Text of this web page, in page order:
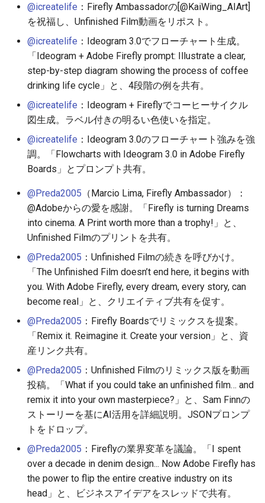
2026-05-04
2026-05-03
2026-05-02
2026-05-01
2026-04-30
2026-04-28
2026-04-27
2026-04-26
2026-04-25
2026-04-24
2026-04-23
2026-04-22
2026-04-21
2026-04-19
2026-04-18
2025-10-19
2025-10-18
2025-10-17
2025-10-16
2025-10-15
2025-10-13
2025-10-12
2025-10-11
2025-10-10
2025-10-09
2025-10-08
2025-10-07
2025-10-06
2025-10-04
2025-10-03
2026-05-04
2026-05-03
2026-05-02
2026-05-01
2026-04-30
2026-04-28
2026-04-27
2026-04-26
2026-04-25
2026-04-24
2026-04-23
2026-04-22
2026-04-21
2026-04-19
2026-04-18
2025-10-19
2025-10-18
2025-10-17
2025-10-16
2025-10-15
2025-10-13
2025-10-12
2025-10-11
2025-10-10
2025-10-09
2025-10-08
2025-10-07
2025-10-06
2025-10-04
2025-10-03
2026-05-01
2026-04-30
2026-04-29
2026-04-28
2026-04-27
2026-04-25
2026-04-24
2026-04-23
2026-04-22
2026-04-21
2026-04-20
2026-04-19
2026-04-18
2026-04-16
2026-04-15
2025-10-19
2025-10-18
2025-10-17
2025-10-16
2025-10-15
2025-10-13
2025-10-12
2025-10-11
2025-10-10
2025-10-09
2025-10-08
2025-10-07
2025-10-06
2025-10-04
2025-10-03
2026-04-30
2026-04-29
2026-04-28
2026-04-27
2026-04-26
2026-04-24
2026-04-23
2026-04-22
2026-04-21
2026-04-20
2026-04-19
2026-04-18
2026-04-17
2026-04-15
2026-04-14
2025-10-19
2025-10-18
2025-10-17
2025-10-16
2025-10-15
2025-10-13
2025-10-12
2025-10-11
2025-10-10
2025-10-09
2025-10-08
2025-10-07
2025-10-06
2025-10-04
2025-10-03
@icreatelife ：Firefly Ambassadorの[@KaiWing_AIArt]
を祝福し、Unfinished Film動画をリポスト。
@icreatelife ：Ideogram 3.0でフローチャート生成。
「Ideogram + Adobe Firefly prompt: Illustrate a clear,
step-by-step diagram showing the process of coffee
drinking life cycle」と、4段階の例を共有。
@icreatelife ：Ideogram + Fireflyでコーヒーサイクル
図生成。ラベル付きの明るい色使いを指定。
@icreatelife ：Ideogram 3.0のフローチャート強みを強
調。「Flowcharts with Ideogram 3.0 in Adobe Firefly
Boards」とプロンプト共有。
@Preda2005 （Marcio Lima, Firefly Ambassador）：
@Adobeからの愛を感謝。「Firefly is turning Dreams
into cinema. A Print worth more than a trophy!」と、
Unfinished Filmのプリントを共有。
@Preda2005 ：Unfinished Filmの続きを呼びかけ。
「The Unfinished Film doesn’t end here, it begins with
you. With Adobe Firefly, every dream, every story, can
become real」と、クリエイティブ共有を促す。
@Preda2005 ：Firefly Boardsでリミックスを提案。
「Remix it. Reimagine it. Create your version」と、資
産リンク共有。
@Preda2005 ：Unfinished Filmのリミックス版を動画
投稿。「What if you could take an unfinished film… and
remix it into your own masterpiece?」と、Sam Finnの
ストーリーを基にAI活用を詳細説明。JSONプロンプ
トをドロップ。
@Preda2005 ：Fireflyの業界変革を議論。「I spent
over a decade in denim design... Now Adobe Firefly has
the power to flip the entire creative industry on its
head」と、ビジネスアイデアをスレッドで共有。